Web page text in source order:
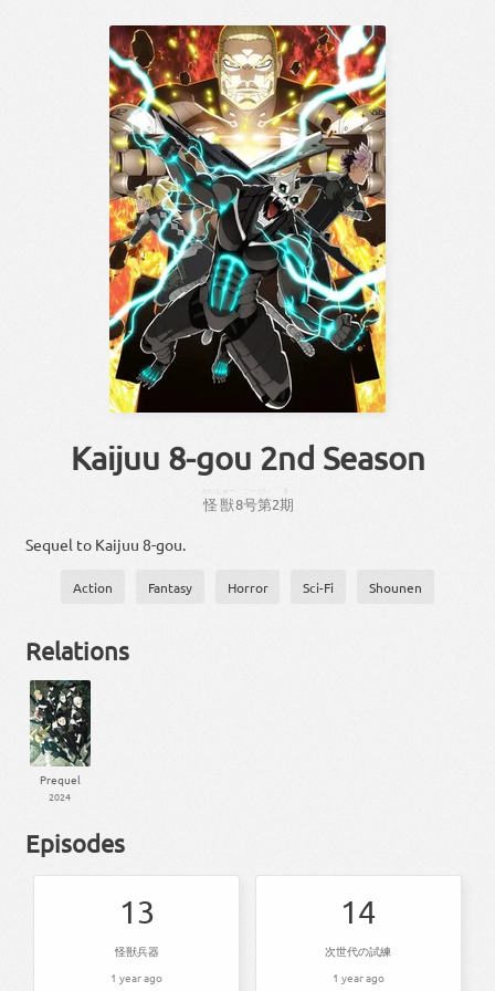
Kaijuu 8-gou 2nd Season
怪獣8号第2期
Sequel to Kaijuu 8-gou.
Action Fantasy Horror Sci-Fi Shounen
Relations
Prequel
2024
Episodes
13
怪獣兵器
1 year ago
14
次世代の試練
1 year ago